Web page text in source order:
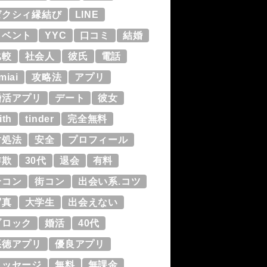
シィ縁結び LINE
ント YYC 口コミ 結婚
社会人 彼氏 電話
攻略法 アプリ
アプリ デート 彼女
tinder 完全無料
法 安全 プロフィール
30代 退会 有料
ン 街コン 出会い系.コツ
大学生 出会えない
ック 婚活 40代
アプリ 優良アプリ
セージ 無料 無課金